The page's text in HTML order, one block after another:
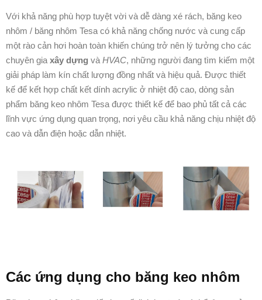
Với khả năng phù hợp tuyệt vời và dễ dàng xé rách, băng keo
nhôm / băng nhôm Tesa có khả năng chống nước và cung cấp
một rào cản hơi hoàn toàn khiến chúng trở nên lý tưởng cho các
chuyên gia xây dựng và HVAC, những người đang tìm kiếm một
giải pháp làm kín chất lượng đồng nhất và hiệu quả. Được thiết
kế để kết hợp chất kết dính acrylic ở nhiệt độ cao, dòng sản
phẩm băng keo nhôm Tesa được thiết kế để bao phủ tất cả các
lĩnh vực ứng dụng quan trọng, nơi yêu cầu khả năng chịu nhiệt độ
cao và dẫn điện hoặc dẫn nhiệt.
Các ứng dụng cho băng keo nhôm